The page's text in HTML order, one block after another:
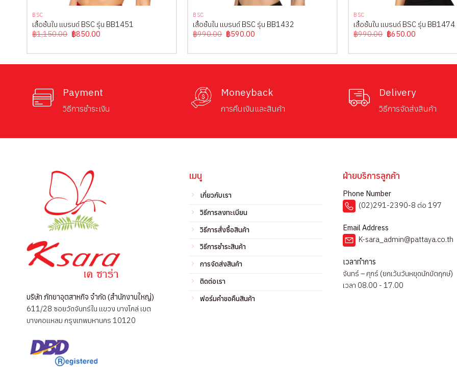
BSC
เสื้อชั้นใน แบรนด์ BSC รุ่น BB1451
฿1,150.00 Original
price
฿1,150.00.
฿850.00Current
฿850.00.
BSC
เสื้อชั้นใน แบรนด์ BSC รุ่น BB1432
฿990.00 Original
price
฿990.00.
฿590.00Current
฿590.00.
BSC
เสื้อชั้นใน แบรนด์ BSC รุ่น BB1474
฿990.00 Original
price
฿990.00.
฿650.00Current
฿650.00.
Payment
วิธีการชำระเงิน
Moneyback
การคืนเงินและสินค้า
Delivery
วิธีการจัดส่งสินค้า
บริษัท ภัทยาอุตสาหกิจ จำกัด (สำนักงานใหญ่)
611/28 ซอยวัดจันทร์ใน แขวง บางโคล่ เขต
บางคอแหลม กรุงเทพมหานคร 10120
เมนู
เกี่ยวกับเรา
วิธีการลงทะเบียน
วิธีการสั่งซื้อสินค้า
วิธีการชำระสินค้า
การจัดส่งสินค้า
ติดต่อเรา
ฟอร์มคำขอคืนสินค้า
ฝ่ายบริการลูกค้า
Phone Number
(02)291-2390-8 ต่อ 197
Email Address
K-sara_admin@pattaya.co.th
เวลาทำการ
จันทร์ – ศุกร์ (ยกเว้นวันหยุดนักขัตฤกษ์)
เวลา 08.00 - 17.00